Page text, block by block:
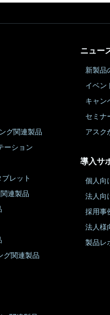
グ関連製品
ーション
レット
連製品
グ関連製品
ニュー
新製品
イベン
キャン
セミナ
アスク
導入サ
個人向
法人向
採用事
法人様
製品レ